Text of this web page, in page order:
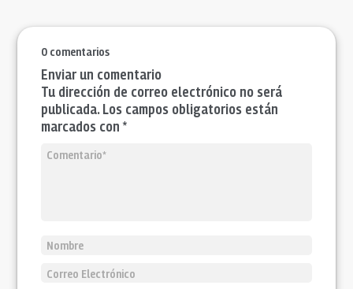
0 comentarios
Enviar un comentario
Tu dirección de correo electrónico no será
publicada. Los campos obligatorios están
marcados con *